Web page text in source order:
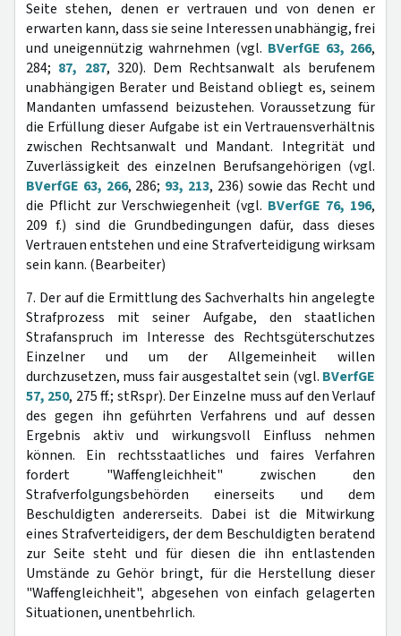
Seite stehen, denen er vertrauen und von denen er
erwarten kann, dass sie seine Interessen unabhängig, frei
und uneigennützig wahrnehmen (vgl. BVerfGE 63, 266,
284; 87, 287, 320). Dem Rechtsanwalt als berufenem
unabhängigen Berater und Beistand obliegt es, seinem
Mandanten umfassend beizustehen. Voraussetzung für
die Erfüllung dieser Aufgabe ist ein Vertrauensverhältnis
zwischen Rechtsanwalt und Mandant. Integrität und
Zuverlässigkeit des einzelnen Berufsangehörigen (vgl.
BVerfGE 63, 266, 286; 93, 213, 236) sowie das Recht und
die Pflicht zur Verschwiegenheit (vgl. BVerfGE 76, 196,
209 f.) sind die Grundbedingungen dafür, dass dieses
Vertrauen entstehen und eine Strafverteidigung wirksam
sein kann. (Bearbeiter)
7. Der auf die Ermittlung des Sachverhalts hin angelegte
Strafprozess mit seiner Aufgabe, den staatlichen
Strafanspruch im Interesse des Rechtsgüterschutzes
Einzelner und um der Allgemeinheit willen
durchzusetzen, muss fair ausgestaltet sein (vgl. BVerfGE
57, 250, 275 ff.; stRspr). Der Einzelne muss auf den Verlauf
des gegen ihn geführten Verfahrens und auf dessen
Ergebnis aktiv und wirkungsvoll Einfluss nehmen
können. Ein rechtsstaatliches und faires Verfahren
fordert "Waffengleichheit" zwischen den
Strafverfolgungsbehörden einerseits und dem
Beschuldigten andererseits. Dabei ist die Mitwirkung
eines Strafverteidigers, der dem Beschuldigten beratend
zur Seite steht und für diesen die ihn entlastenden
Umstände zu Gehör bringt, für die Herstellung dieser
"Waffengleichheit", abgesehen von einfach gelagerten
Situationen, unentbehrlich.